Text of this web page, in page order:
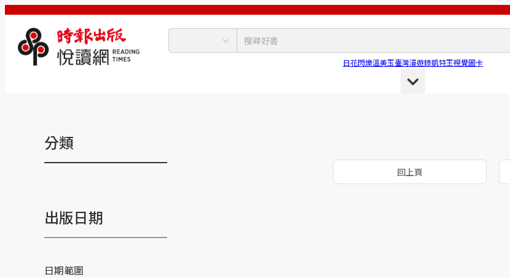
日花閃爍溫美玉臺灣漫遊錄凱特王視覺圖卡
分類
出版日期
日期範圍
回上頁